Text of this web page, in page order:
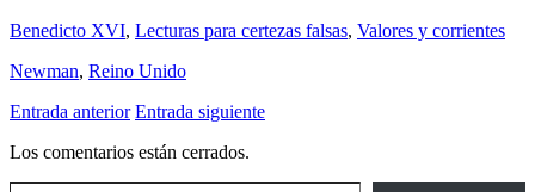
Benedicto XVI, Lecturas para certezas falsas, Valores y corrientes
Newman, Reino Unido
Entrada anterior Entrada siguiente
Los comentarios están cerrados.
Escribe tu correo electrónico…